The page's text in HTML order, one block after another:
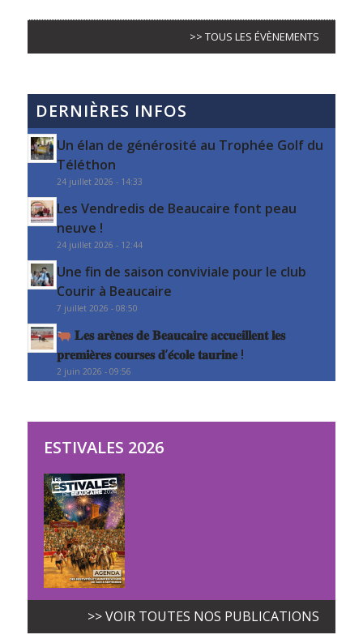
>> TOUS LES ÉVÈNEMENTS
DERNIÈRES INFOS
Un élan de générosité au Trophée Golf du
Téléthon
24 juillet 2026 - 14:33
Les Vendredis de Beaucaire font peau
neuve !
24 juillet 2026 - 12:44
Une fin de saison conviviale pour le club
Courir à Beaucaire
7 juillet 2026 - 08:50
𝐋𝐞𝐬 𝐚𝐫𝐞̀𝐧𝐞𝐬 𝐝𝐞 𝐁𝐞𝐚𝐮𝐜𝐚𝐢𝐫𝐞 𝐚𝐜𝐜𝐮𝐞𝐢𝐥𝐥𝐞𝐧𝐭 𝐥𝐞𝐬
𝐩𝐫𝐞𝐦𝐢𝐞̀𝐫𝐞𝐬 𝐜𝐨𝐮𝐫𝐬𝐞𝐬 𝐝’𝐞́𝐜𝐨𝐥𝐞 𝐭𝐚𝐮𝐫𝐢𝐧𝐞 !
2 juin 2026 - 09:56
ESTIVALES 2026
>> VOIR TOUTES NOS PUBLICATIONS